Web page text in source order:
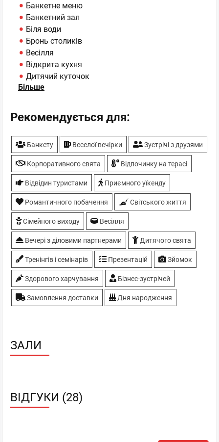
Банкетне меню
Банкетний зал
Біля води
Бронь столиків
Весілля
Відкрита кухня
Дитячий куточок
Екологічно чисті продукти
Майстер-класи
Паркування - під охороною
ТБ-плазми
Більше
Рекомендується для:
Банкету Веселої вечірки Зустрічі з друзями
Корпоративного свята Відпочинку на терасі
Відвідин туристами Приємного уїкенду
Романтичного побачення Світського життя
Сімейного виходу Весілля
Вечері з діловими партнерами Дитячого свята
Тренінгів і семінарів Презентацій Зйомок
Здорового харчування Бізнес-зустрічей
Замовлення доставки Дня народження
ЗАЛИ
ВІДГУКИ (28)